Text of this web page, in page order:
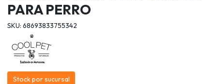
PARA PERRO
SKU: 68693833755342
Stock por sucursal